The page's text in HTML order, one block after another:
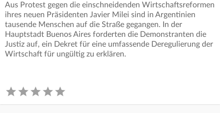
Aus Protest gegen die einschneidenden Wirtschaftsreformen
ihres neuen Präsidenten Javier Milei sind in Argentinien
tausende Menschen auf die Straße gegangen. In der
Hauptstadt Buenos Aires forderten die Demonstranten die
Justiz auf, ein Dekret für eine umfassende Deregulierung der
Wirtschaft für ungültig zu erklären.